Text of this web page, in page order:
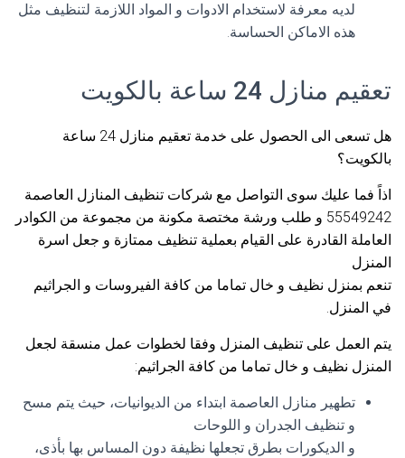
لديه معرفة لاستخدام الادوات و المواد اللازمة لتنظيف مثل
هذه الاماكن الحساسة.
تعقيم منازل 24 ساعة بالكويت
هل تسعى الى الحصول على خدمة تعقيم منازل 24 ساعة
بالكويت؟
اذاً فما عليك سوى التواصل مع شركات تنظيف المنازل العاصمة
55549242 و طلب ورشة مختصة مكونة من مجموعة من الكوادر
العاملة القادرة على القيام بعملية تنظيف ممتازة و جعل اسرة
المنزل
تنعم بمنزل نظيف و خال تماما من كافة الفيروسات و الجراثيم
في المنزل.
يتم العمل على تنظيف المنزل وفقا لخطوات عمل منسقة لجعل
المنزل نظيف و خال تماما من كافة الجراثيم:
تطهير منازل العاصمة ابتداء من الديوانيات، حيث يتم مسح
و تنظيف الجدران و اللوحات
و الديكورات بطرق تجعلها نظيفة دون المساس بها بأذى،